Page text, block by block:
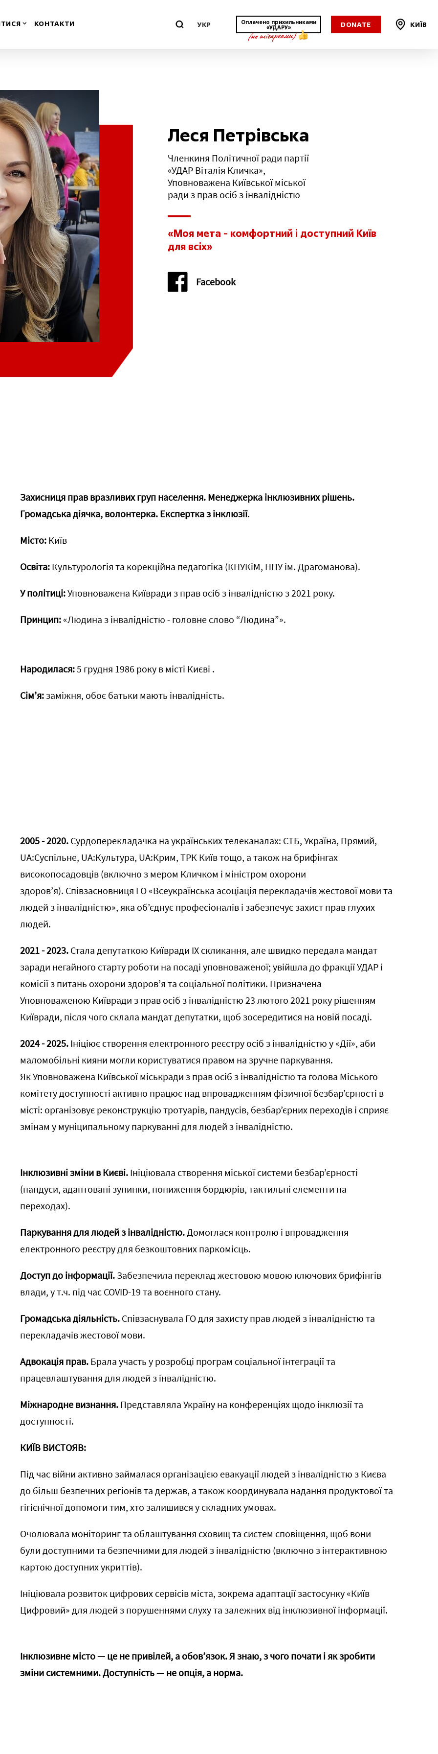
КОНТАКТИ УКР Оплачено прихильниками
«УДАРУ» DONATE КИЇВ
Полтавська
Рівненська
Севастополь
Тернопільська
Хмельницька
Черкаська
Чернівецька
Леся Петрівська
Членкиня Політичної ради партії
«УДАР Віталія Кличка»,
Уповноважена Київської міської
ради з прав осіб з інвалідністю
«Моя мета - комфортний і доступний Київ
для всіх»
Facebook
Захисниця прав вразливих груп населення. Менеджерка інклюзивних рішень.
Громадська діячка, волонтерка. Експертка з інклюзії.
Місто: Київ
Освіта: Культурологія та корекційна педагогіка (КНУКіМ, НПУ ім. Драгоманова).
У політиці:Уповноважена Київради з прав осіб з інвалідністю з 2021 року.
Принцип:«Людина з інвалідністю - головне слово “Людина”».
Народилася:5 грудня 1986 року в місті Києві .
Сім’я: заміжня, обоє батьки мають інвалідність.
2005 - 2020. Сурдоперекладачка на українських телеканалах: СТБ, Україна, Прямий,
UA:Суспільне, UA:Культура, UA:Крим, ТРК Київ тощо, а також на брифінгах
високопосадовців (включно з мером Кличком і міністром охорони
здоров’я). Співзасновниця ГО «Всеукраїнська асоціація перекладачів жестової мови та
людей з інвалідністю», яка об’єднує професіоналів і забезпечує захист прав глухих
людей.
2021 - 2023. Стала депутаткою Київради IX скликання, але швидко передала мандат
заради негайного старту роботи на посаді уповноваженої; увійшла до фракції УДАР і
комісії з питань охорони здоров’я та соціальної політики. Призначена
Уповноваженою Київради з прав осіб з інвалідністю 23 лютого 2021 року рішенням
Київради, після чого склала мандат депутатки, щоб зосередитися на новій посаді.
2024 - 2025. Ініціює створення електронного реєстру осіб з інвалідністю у «Дії», аби
маломобільні кияни могли користуватися правом на зручне паркування.
Як Уповноважена Київської міськради з прав осіб з інвалідністю та голова Міського
комітету доступності активно працює над впровадженням фізичної безбар’єрності в
місті: організовує реконструкцію тротуарів, пандусів, безбар’єрних переходів і сприяє
змінам у муніципальному паркуванні для людей з інвалідністю.
Інклюзивні зміни в Києві. Ініціювала створення міської системи безбар’єрності
(пандуси, адаптовані зупинки, пониження бордюрів, тактильні елементи на
переходах).
Паркування для людей з інвалідністю. Домоглася контролю і впровадження
електронного реєстру для безкоштовних паркомісць.
Доступ до інформації. Забезпечила переклад жестовою мовою ключових брифінгів
влади, у т.ч. під час COVID-19 та воєнного стану.
Громадська діяльність. Співзаснувала ГО для захисту прав людей з інвалідністю та
перекладачів жестової мови.
Адвокація прав. Брала участь у розробці програм соціальної інтеграції та
працевлаштування для людей з інвалідністю.
Міжнародне визнання. Представляла Україну на конференціях щодо інклюзії та
доступності.
КИЇВ ВИСТОЯВ:
Під час війни активно займалася організацією евакуації людей з інвалідністю з Києва
до більш безпечних регіонів та держав, а також координувала надання продуктової та
гігієнічної допомоги тим, хто залишився у складних умовах.
Очолювала моніторинг та облаштування сховищ та систем сповіщення, щоб вони
були доступними та безпечними для людей з інвалідністю (включно з інтерактивною
картою доступних укриттів).
Ініціювала розвиток цифрових сервісів міста, зокрема адаптації застосунку «Київ
Цифровий» для людей з порушеннями слуху та залежних від інклюзивної інформації.
Інклюзивне місто — це не привілей, а обов’язок. Я знаю, з чого почати і як зробити
зміни системними. Доступність — не опція, а норма.